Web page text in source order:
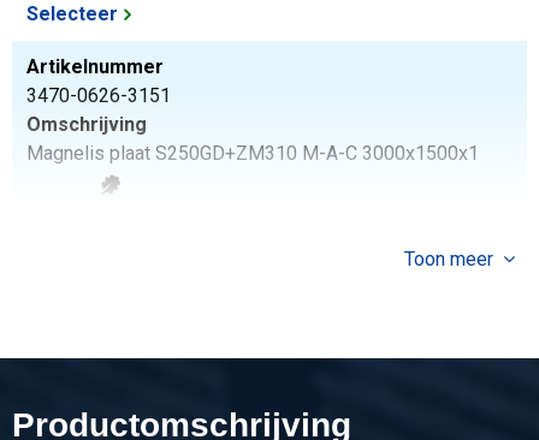
Selecteer
Artikelnummer
3470-0626-3151
Omschrijving
Magnelis plaat S250GD+ZM310 M-A-C 3000x1500x1
Artikelnummer
Omschrijving
Toon meer
Productomschrijving